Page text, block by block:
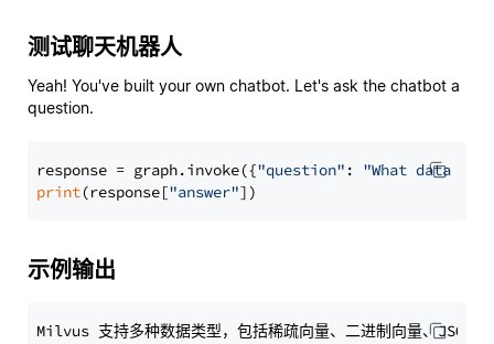
测试聊天机器人
Yeah! You've built your own chatbot. Let's ask the chatbot a
question.
response = graph.invoke({"question" : "What data
print(response["answer"
示例输出